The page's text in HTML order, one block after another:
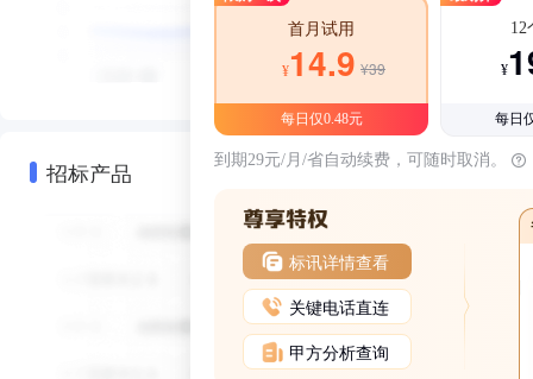
招标产品
首月试用
¥14.9 ¥39
每日仅0.48元
12
¥
每日
到期29元/月/省自动续费，可随时取消。
标讯详情查看
关键电话直连
甲方分析查询